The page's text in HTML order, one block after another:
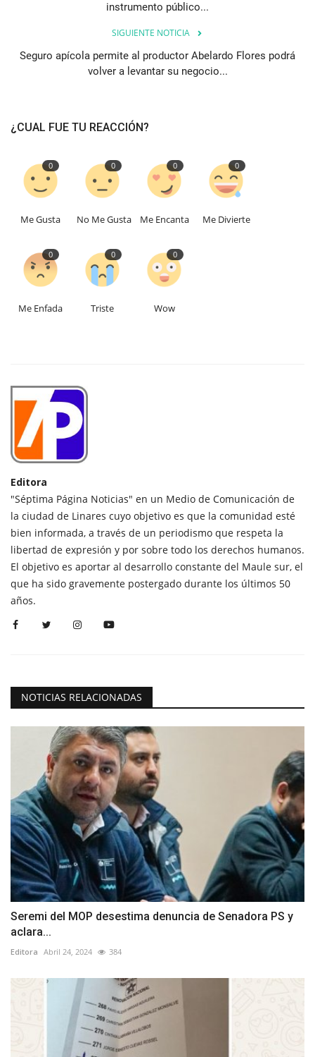
instrumento público...
SIGUIENTE NOTICIA
Seguro apícola permite al productor Abelardo Flores podrá
volver a levantar su negocio...
¿CUAL FUE TU REACCIÓN?
0
Me Gusta
0
No Me Gusta
0
Me Encanta
0
Me Divierte
0
Me Enfada
0
Triste
0
Wow
Editora
"Séptima Página Noticias" en un Medio de Comunicación de
la ciudad de Linares cuyo objetivo es que la comunidad esté
bien informada, a través de un periodismo que respeta la
libertad de expresión y por sobre todo los derechos humanos.
El objetivo es aportar al desarrollo constante del Maule sur, el
que ha sido gravemente postergado durante los últimos 50
años.
NOTICIAS RELACIONADAS
Seremi del MOP desestima denuncia de Senadora PS y
aclara...
Editora Abril 24, 2024 384